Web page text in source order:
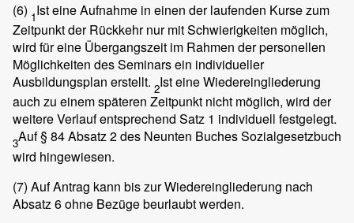
(6) 1Ist eine Aufnahme in einen der laufenden Kurse zum
Zeitpunkt der Rückkehr nur mit Schwierigkeiten möglich,
wird für eine Übergangszeit im Rahmen der personellen
Möglichkeiten des Seminars ein individueller
Ausbildungsplan erstellt. 2Ist eine Wiedereingliederung
auch zu einem späteren Zeitpunkt nicht möglich, wird der
weitere Verlauf entsprechend Satz 1 individuell festgelegt.
3Auf § 84 Absatz 2 des Neunten Buches Sozialgesetzbuch
wird hingewiesen.
(7) Auf Antrag kann bis zur Wiedereingliederung nach
Absatz 6 ohne Bezüge beurlaubt werden.